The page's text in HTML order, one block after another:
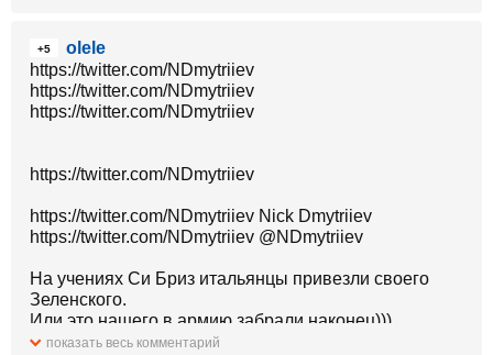
+5
olele
https://twitter.com/NDmytriiev
https://twitter.com/NDmytriiev
https://twitter.com/NDmytriiev
https://twitter.com/NDmytriiev
https://twitter.com/NDmytriiev Nick Dmytriiev
https://twitter.com/NDmytriiev @NDmytriiev
На учениях Си Бриз итальянцы привезли своего
Зеленского.
Или это нашего в армию забрали наконец)))
Oleg Helgiv
показать весь комментарий